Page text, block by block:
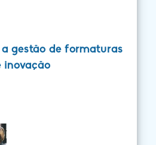
gestão de formaturas
inovação